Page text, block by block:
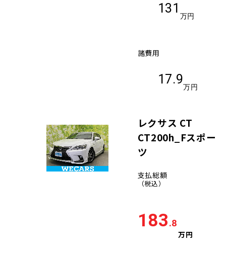
131
万円
諸費用
17.9
万円
レクサス CT
CT200h_Fスポー
ツ
支払総額
（税込）
183.8
万円